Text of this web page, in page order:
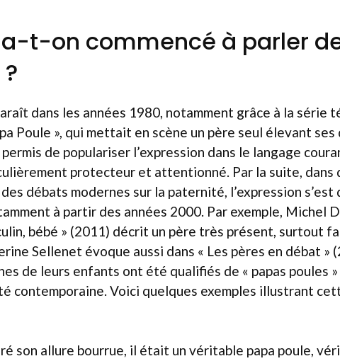
t-on commencé à parler
dans les années 1980, notamment grâce à la série
Poule », qui mettait en scène un père seul élevant ses
de populariser l’expression dans le langage
protecteur et attentionné. Par la suite, dans
débats modernes sur la paternité, l’expression s’est
à partir des années 2000. Par exemple, Michel
bébé » (2011) décrit un père très présent, surtout
Sellenet évoque aussi dans « Les pères en débat »
de leurs enfants ont été qualifiés de « papas poules
contemporaine. Voici quelques exemples illustrant
son allure bourrue, il était un véritable papa poule,